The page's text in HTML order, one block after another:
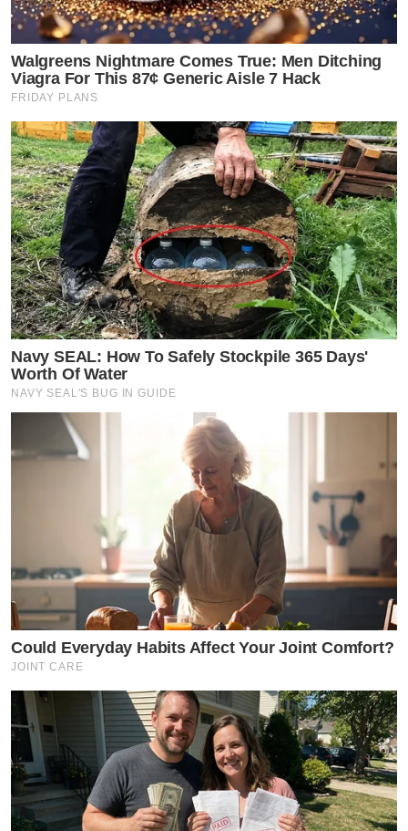
Walgreens Nightmare Comes True: Men Ditching
Viagra For This 87¢ Generic Aisle 7 Hack
FRIDAY PLANS
Navy SEAL: How To Safely Stockpile 365 Days'
Worth Of Water
NAVY SEAL'S BUG IN GUIDE
Could Everyday Habits Affect Your Joint Comfort?
JOINT CARE